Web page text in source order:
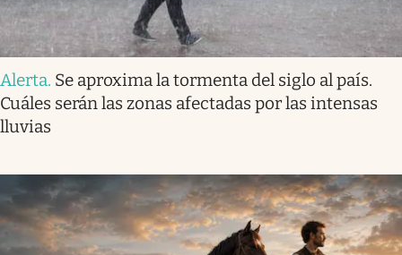
Alerta. Se aproxima la tormenta del siglo al país.
Cuáles serán las zonas afectadas por las intensas
lluvias